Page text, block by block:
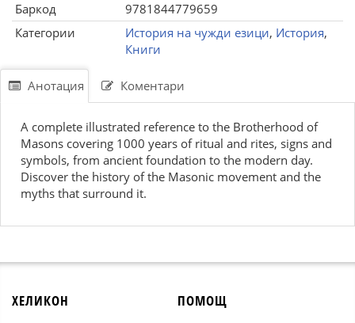
Баркод
9781844779659
Категории
История на чужди езици, История,
Книги
Анотация Коментари
A complete illustrated reference to the Brotherhood of
Masons covering 1000 years of ritual and rites, signs and
symbols, from ancient foundation to the modern day.
Discover the history of the Masonic movement and the
myths that surround it.
ХЕЛИКОН ПОМОЩ